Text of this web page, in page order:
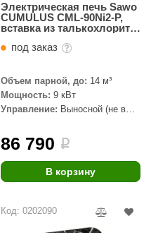
Электрическая печь Sawo
CUMULUS CML-90Ni2-P,
вставка из талькохлорита,
под заказ
Объем парной, до: 14 м³
Мощность: 9 кВт
Управление: Выносной (не в
86 790 i
В корзину
Код: 0202090